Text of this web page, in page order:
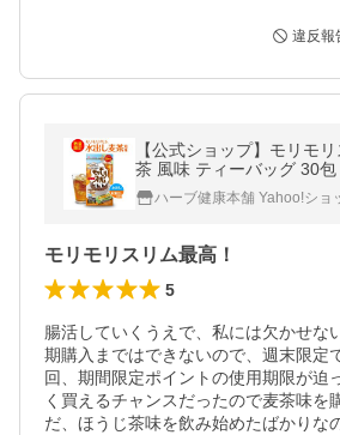
違反報
【公式ショップ】モリモ
茶 風味 ティーバッグ 30包
ンド12種の茶葉 配合 国内
ハーブ健康本舗 Yahoo!ショ
モリモリスリム最高！
5
腸活していくうえで、私には欠かせな
期購入まではできないので、週末限定
回、期間限定ポイントの使用期限が迫
く買えるチャンスだったので麦茶味を
だ、ほうじ茶味を飲み始めたばかりな